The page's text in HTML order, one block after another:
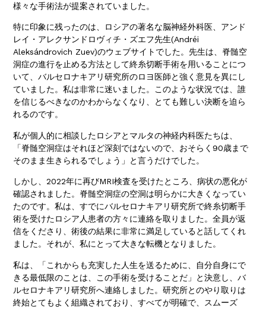
様々な手術法が提案されていました。
特に印象に残ったのは、ロシアの著名な脳神経外科医、アンド
レイ・アレクサンドロヴィチ・ズエフ先生(Andréi
Aleksándrovich Zuev)のウェブサイトでした。先生は、脊髄空
洞症の進行を止める方法として終糸切断手術を用いることにつ
いて、バルセロナキアリ研究所のロヨ医師と強く意見を異にし
ていました。私は非常に迷いました。このような状況では、誰
を信じるべきなのかわからなくなり、とても難しい決断を迫ら
れるのです。
私が個人的に相談したロシアとマルタの神経内科医たちは、
「脊髄空洞症はそれほど深刻ではないので、おそらく90歳まで
そのまま生きられるでしょう」と言うだけでした。
しかし、2022年に再びMRI検査を受けたところ、病状の悪化が
確認されました。脊髄空洞症の空洞は明らかに大きくなってい
たのです。私は、すでにバルセロナキアリ研究所で終糸切断手
術を受けたロシア人患者の方々に連絡を取りました。全員が返
信をくださり、術後の結果に非常に満足していると話してくれ
ました。それが、私にとって大きな転機となりました。
私は、「これからも充実した人生を送るために、自分自身にで
きる最低限のことは、この手術を受けることだ」と決意し、バ
ルセロナキアリ研究所へ連絡しました。研究所とのやり取りは
終始とてもよく組織されており、すべてが明確で、スムーズ